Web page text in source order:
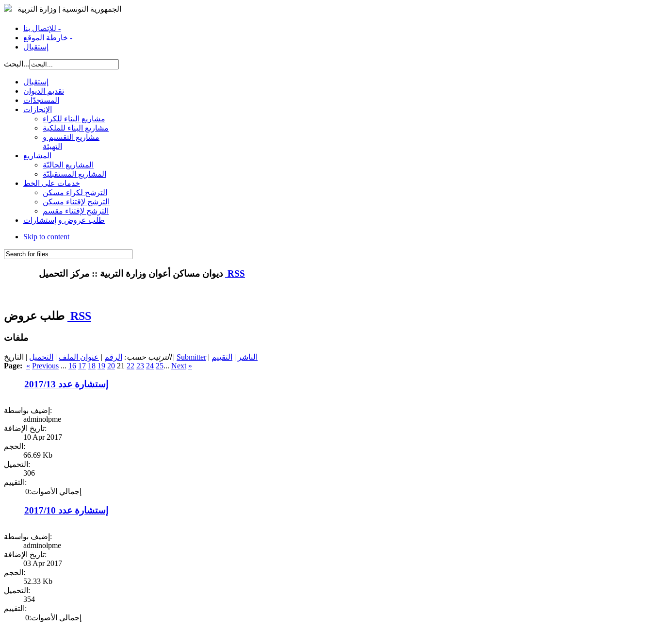
الجمهورية التونسية | وزارة التربية
للإتصال بنا -
خارطة الموقع -
إستقبال
البحث...
إستقبال
تقديم الديوان
المستجدّات
الإنجازات
مشاريع البناء للكراء
مشاريع البناء للملكية
مشاريع التقسيم و
التهيئة
المشاريع
المشاريع الحاليّة
المشاريع المستقبليّة
خدمات على الخط
الترشح لكراء مسكن
الترشح لإقتناء مسكن
الترشح لإقتناء مقسم
طلب عروض و إستشارات
Skip to content
RSS
RSS
ملفات
الترتيب حسب: الرقم | عنوان الملف | التحميل | التاريخ | Submitter| الناشر | التقييم
Page: « Previous ... 16 17 18 19 20 21 22 23 24 25... Next »
إستشارة عدد 2017/13
إضيف بواسطة:
adminolpme
تاريخ الإضافة:
10 Apr 2017
الحجم:
66.69 Kb
التحميل:
306
التقييم:
إجمالي الأصوات:0
إستشارة عدد 2017/10
إضيف بواسطة:
adminolpme
تاريخ الإضافة:
03 Apr 2017
الحجم:
52.33 Kb
التحميل:
354
التقييم:
إجمالي الأصوات:0